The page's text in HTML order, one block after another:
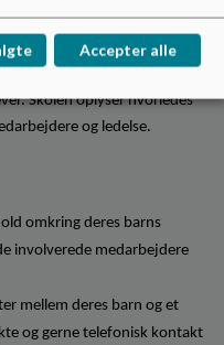
Skolen oplyser hvorledes
og ledelse.
omkring deres barns
involverede medarbejdere
mellem deres barn og et
og gerne telefonisk kontakt
Accepter alle